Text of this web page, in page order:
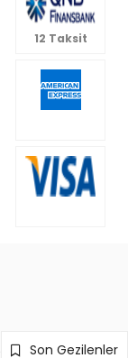
Son Gezilenler
12 Taksit